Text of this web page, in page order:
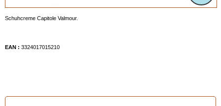
Schuhcreme Capitole Valmour.
EAN : 3324017015210